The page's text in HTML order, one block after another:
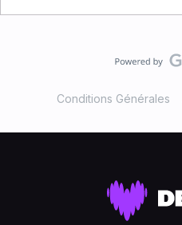
Conditions Générales